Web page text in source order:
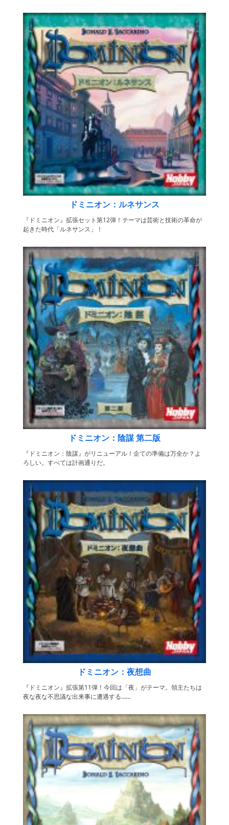
ドミニオン：ルネサンス
『ドミニオン』拡張セット第12弾！テーマは芸術と技術の革命が
起きた時代「ルネサンス」！
ドミニオン：陰謀 第二版
『ドミニオン：陰謀』がリニューアル！企ての準備は万全か？よ
ろしい。すべては計画通りだ。
ドミニオン：夜想曲
『ドミニオン』拡張第11弾！今回は「夜」がテーマ。領主たちは
夜な夜な不思議な出来事に遭遇する……